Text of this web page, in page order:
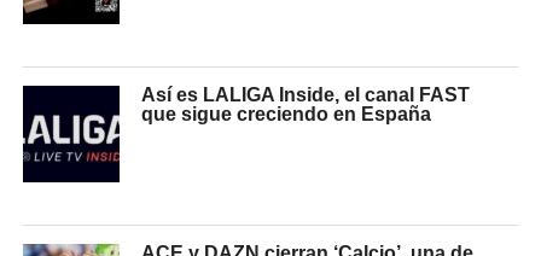
Así es LALIGA Inside, el canal FAST
que sigue creciendo en España